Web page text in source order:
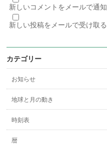
新しいコメントをメールで通知
新しい投稿をメールで受け取る
カテゴリー
お知らせ
地球と月の動き
時刻表
暦